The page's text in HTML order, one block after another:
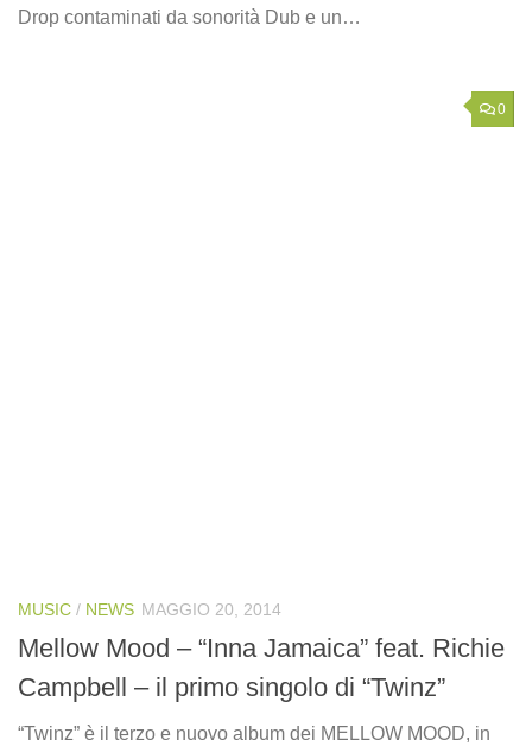
Drop contaminati da sonorità Dub e un…
0
MUSIC / NEWS MAGGIO 20, 2014
Mellow Mood – “Inna Jamaica” feat. Richie
Campbell – il primo singolo di “Twinz”
“Twinz” è il terzo e nuovo album dei MELLOW MOOD, in